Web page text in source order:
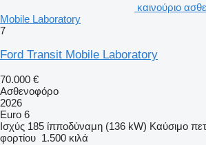
καινούριο
Mobile Laboratory
7
Ford Transit Mobile Laboratory
70.000 €
Ασθενοφόρο
2026
Euro 6
Ισχύς 185 ίπποδύναμη (136 kW) Καύσιμο
φορτίου 1.500 κιλά